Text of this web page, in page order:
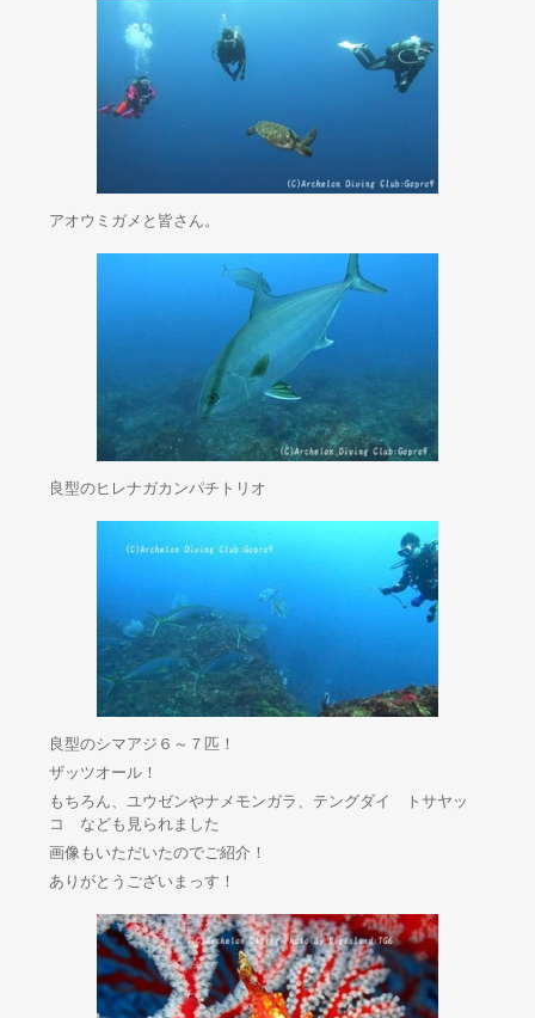
アオウミガメと皆さん。
良型のヒレナガカンパチトリオ
良型のシマアジ６～７匹！
ザッツオール！
もちろん、ユウゼンやナメモンガラ、テングダイ トサヤッ
コ なども見られました
画像もいただいたのでご紹介！
ありがとうございまっす！